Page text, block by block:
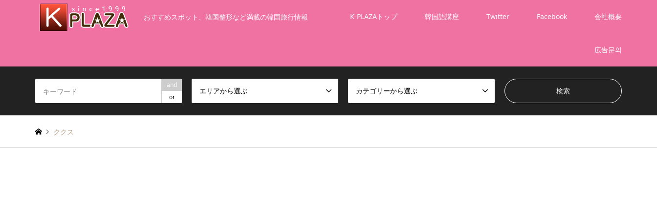
おすすめスポット、韓国整形など満載の韓国旅行情報 K-PLAZAトップ 韓国語講座 Twitter Facebook 会社概要
広告문의
and
or
エリアから選ぶ カテゴリーから選ぶ
ククス